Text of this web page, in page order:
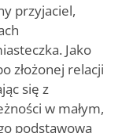
przyjaciel,
Jako
złożonej relacji
się z
w małym,
podstawowa